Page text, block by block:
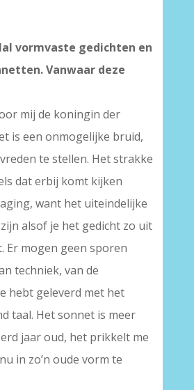
vormvaste gedichten en
Vanwaar deze
mij de koningin der
is een onmogelijke bruid,
te stellen. Het strakke
dat erbij komt kijken
want het uiteindelijke
alsof je het gedicht zo uit
Er mogen geen sporen
techniek, van de
hebt geleverd met het
taal. Het sonnet is meer
jaar oud, het prikkelt me
in zo’n oude vorm te